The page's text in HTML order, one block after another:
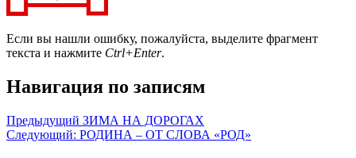
Если вы нашли ошибку, пожалуйста, выделите фрагмент
текста и нажмите Ctrl+Enter.
Навигация по записям
Предыдущий ЗИМА НА ДОРОГАХ
Следующий: РОДИНА – ОТ СЛОВА «РОД»